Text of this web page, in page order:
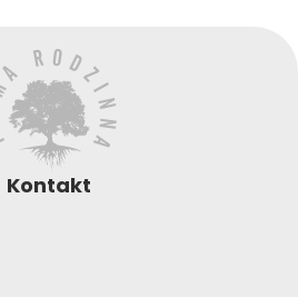
Kontakt